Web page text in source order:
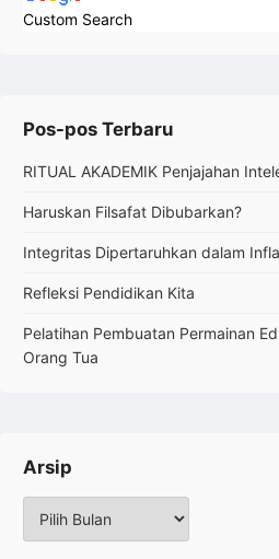
Custom Search
Pos-pos Terbaru
RITUAL AKADEMIK Penjajahan
Haruskan Filsafat Dibubarkan?
Integritas Dipertaruhkan dalam
Refleksi Pendidikan Kita
Pelatihan Pembuatan Permainan
Orang Tua
Arsip